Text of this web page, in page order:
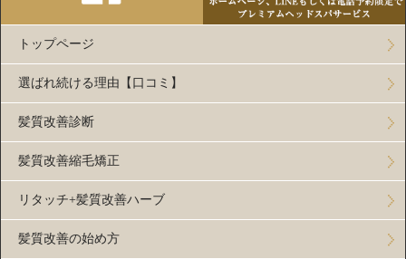
トップページ
選ばれ続ける理由【口コミ】
髪質改善診断
髪質改善縮毛矯正
リタッチ+髪質改善ハーブ
髪質改善の始め方